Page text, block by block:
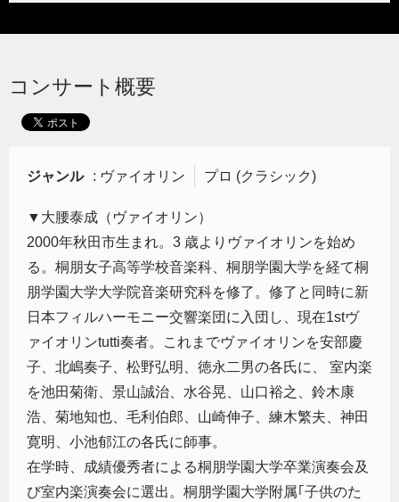
コンサート概要
ジャンル : ヴァイオリン プロ (クラシック)
▼大腰泰成（ヴァイオリン）
2000年秋田市生まれ。3 歳よりヴァイオリンを始め
る。桐朋女子高等学校音楽科、桐朋学園大学を経て桐
朋学園大学大学院音楽研究科を修了。修了と同時に新
日本フィルハーモニー交響楽団に入団し、現在1stヴ
ァイオリンtutti奏者。これまでヴァイオリンを安部慶
子、北嶋奏子、松野弘明、徳永二男の各氏に、 室内楽
を池田菊衛、景山誠治、水谷晃、山口裕之、鈴木康
浩、菊地知也、毛利伯郎、山崎伸子、練木繁夫、神田
寛明、小池郁江の各氏に師事。
在学時、成績優秀者による桐朋学園大学卒業演奏会及
び室内楽演奏会に選出。桐朋学園大学附属｢子供のた